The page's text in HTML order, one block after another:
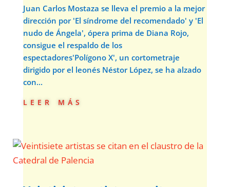
Juan Carlos Mostaza se lleva el premio a la mejor
dirección por 'El síndrome del recomendado' y 'El
nudo de Ángela', ópera prima de Diana Rojo,
consigue el respaldo de los
espectadores'Polígono X', un cortometraje
dirigido por el leonés Néstor López, se ha alzado
con...
leer más